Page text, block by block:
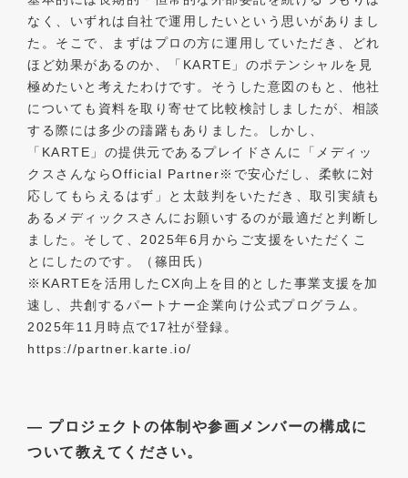
なく、いずれは自社で運用したいという思いがありまし
た。そこで、まずはプロの方に運用していただき、どれ
ほど効果があるのか、「KARTE」のポテンシャルを見
極めたいと考えたわけです。そうした意図のもと、他社
についても資料を取り寄せて比較検討しましたが、相談
する際には多少の躊躇もありました。しかし、
「KARTE」の提供元であるプレイドさんに「メディッ
クスさんならOfficial Partner※で安心だし、柔軟に対
応してもらえるはず」と太鼓判をいただき、取引実績も
あるメディックスさんにお願いするのが最適だと判断し
ました。そして、2025年6月からご支援をいただくこ
とにしたのです。（篠田氏）
※KARTEを活用したCX向上を目的とした事業支援を加
速し、共創するパートナー企業向け公式プログラム。
2025年11月時点で17社が登録。
https://partner.karte.io/
― プロジェクトの体制や参画メンバーの構成に
ついて教えてください。